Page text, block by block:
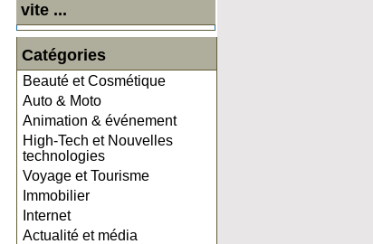
vite ...
Catégories
Beauté et Cosmétique
Auto & Moto
Animation & événement
High-Tech et Nouvelles
technologies
Voyage et Tourisme
Immobilier
Internet
Actualité et média